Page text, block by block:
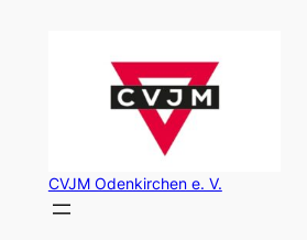
CVJM Odenkirchen e. V.